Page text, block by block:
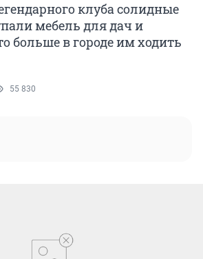
клуба солидные
мебель для дач и
больше в городе им ходить
55 830